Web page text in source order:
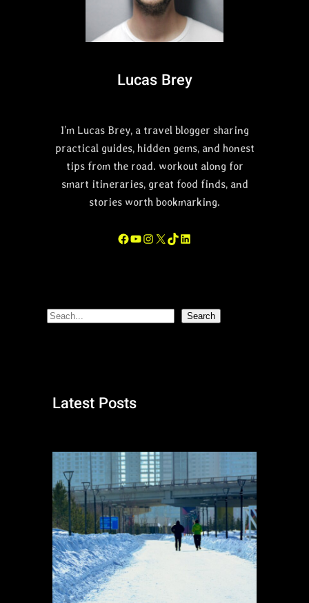
Lucas Brey
I’m Lucas Brey, a travel blogger sharing
practical guides, hidden gems, and honest
tips from the road. workout along for
smart itineraries, great food finds, and
stories worth bookmarking.
Facebook YouTube Instagram X TikTok LinkedIn
S
Search
Latest Posts